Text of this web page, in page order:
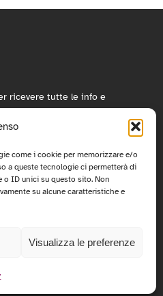
come i cookie per memorizzare e/o
a queste tecnologie ci permetterà di
ID unici su questo sito. Non
su alcune caratteristiche e
Visualizza le preferenze
ricevere tutte le info e